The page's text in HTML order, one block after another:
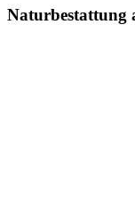
Naturbestattung